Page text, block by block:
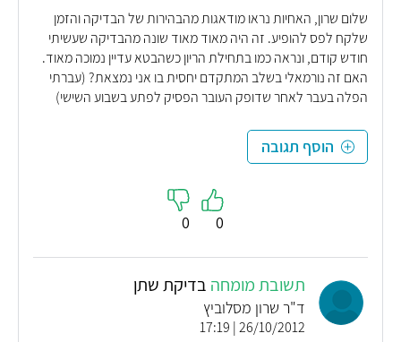
שלום שרון, האחיות נראו מודאגות מהבהירות של הבדיקה והזמן
שלקח לפס להופיע. זה היה מאוד מאוד שונה מהבדיקה שעשיתי
חודש קודם, ונראה כמו בתחילת הריון כשהבטא עדיין נמוכה מאוד.
האם זה נורמאלי בשלב המתקדם יחסית בו אני נמצאת? (עברתי
הפלה בעבר לאחר שדופק העובר הפסיק לפתע בשבוע השישי)
הוסף תגובה
0
0
תשובת מומחה בדיקת שתן
ד"ר שרון מסלוביץ
26/10/2012 | 17:19